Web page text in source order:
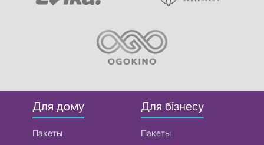
Для дому
Пакеты
Для бізнесу
Пакеты